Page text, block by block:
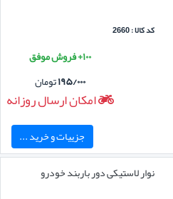
کد کالا : 2660
۱۰۰+ فروش موفق
۱۹۵/۰۰۰تومان
امکان ارسال روزانه
جزییات و خرید ...
نوار لاستیکی دور باربند خودرو